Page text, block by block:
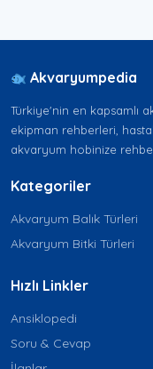
Akvaryumpedia
Türkiye'nin en kapsamlı
ekipman rehberleri,
akvaryum hobinize
Kategoriler
Akvaryum Balık Türleri
Akvaryum Bitki Türleri
Hızlı Linkler
Ansiklopedi
Soru & Cevap